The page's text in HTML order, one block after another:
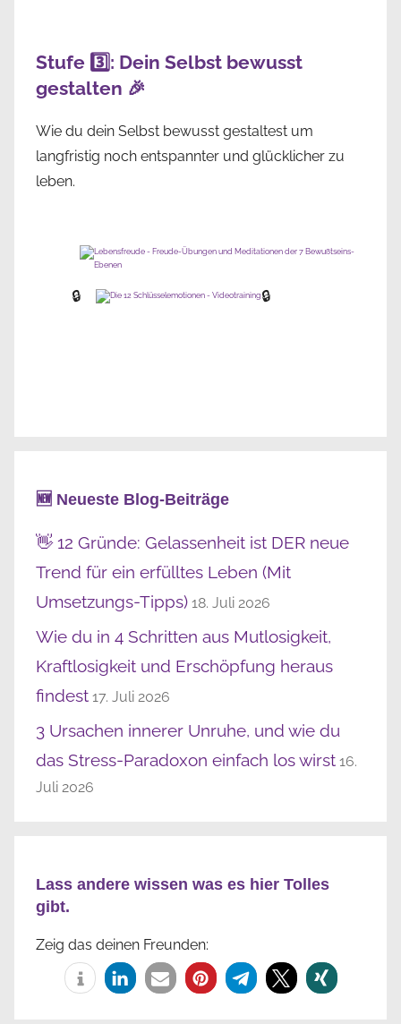
Stufe 3️⃣: Dein Selbst bewusst
gestalten 🎉
Wie du dein Selbst bewusst gestaltest um
langfristig noch entspannter und glücklicher zu
leben.
🔒 🔒
🆕 Neueste Blog-Beiträge
👋 12 Gründe: Gelassenheit ist DER neue
Trend für ein erfülltes Leben (Mit
Umsetzungs-Tipps) 18. Juli 2026
Wie du in 4 Schritten aus Mutlosigkeit,
Kraftlosigkeit und Erschöpfung heraus
findest 17. Juli 2026
3 Ursachen innerer Unruhe, und wie du
das Stress-Paradoxon einfach los wirst 16.
Juli 2026
Lass andere wissen was es hier Tolles
gibt.
Zeig das deinen Freunden: